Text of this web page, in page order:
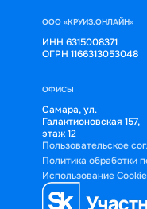
ООО «КРУИЗ.ОНЛАЙН»
ИНН 6315008371
ОГРН 1166313053048
ОФИСЫ
Самара, ул.
Галактионовская 157,
этаж 12
Пользовательское
Политика обработки
Использование